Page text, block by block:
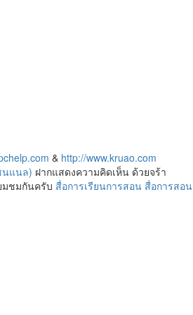
& http://www.kruao.com
นแนล) ฝากแสดงความคิดเห็น ด้วยจร้า
มชมกันครับ สื่อการเรียนการสอน สื่อการสอน